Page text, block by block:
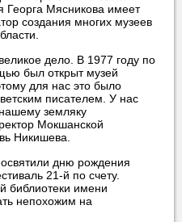
Георга Мясникова имеет
создания многих музеев
дело. В 1977 году по
был открыт музей
для нас это было
писателем. У нас
земляку
Мокшанской
Никишева.
дню рождения
21-й по счету.
библиотеки имени
непохожим на